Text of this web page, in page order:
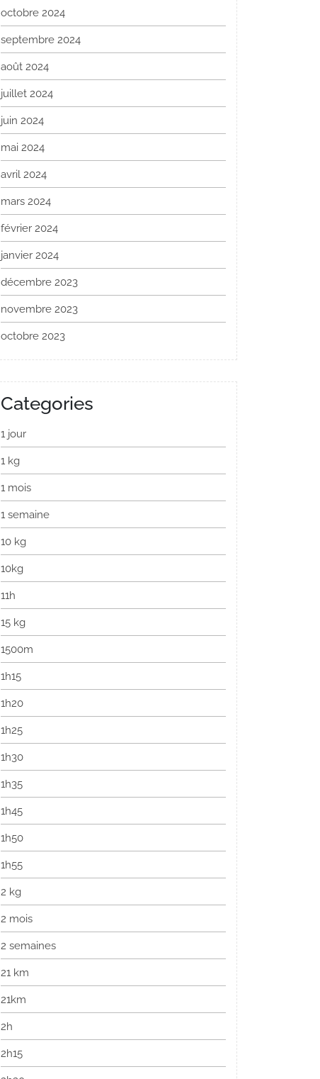
octobre 2024
septembre 2024
août 2024
juillet 2024
juin 2024
mai 2024
avril 2024
mars 2024
février 2024
janvier 2024
décembre 2023
novembre 2023
octobre 2023
Categories
1 jour
1 kg
1 mois
1 semaine
10 kg
10kg
11h
15 kg
1500m
1h15
1h20
1h25
1h30
1h35
1h45
1h50
1h55
2 kg
2 mois
2 semaines
21 km
21km
2h
2h15